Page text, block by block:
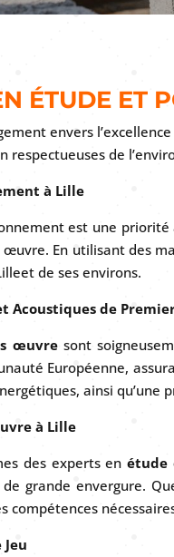
ÉTUDE ET
envers
respectueuses de
à Lille
est une
En utilisant des
de ses environs.
Acoustiques de
œuvresont
Européenne,
ainsi
à Lille
des experts enétude
grande envergure.
compétences